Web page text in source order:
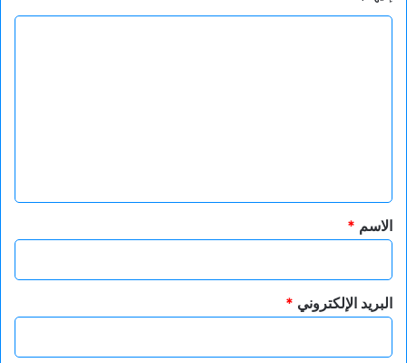
*
الاسم *
البريد الإلكتروني *